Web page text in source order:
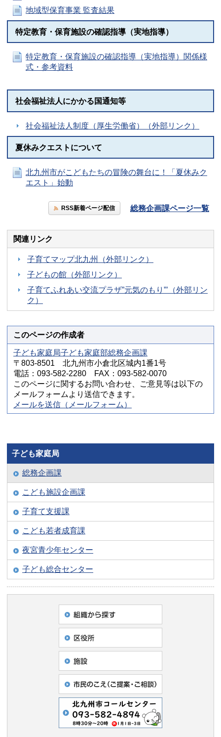
地域型保育事業 監査結果
特定教育・保育施設の確認指導（実地指導）
特定教育・保育施設の確認指導（実地指導）関係様
式・参考資料
社会福祉法人にかかる国通知等
社会福祉法人制度（厚生労働省）（外部リンク）
夏休みクエストについて
北九州市がこどもたちの冒険の舞台に！「夏休みク
エスト」始動
RSS新着ページ配信 総務企画課ページ一覧
関連リンク
子育てマップ北九州（外部リンク）
子どもの館（外部リンク）
子育てふれあい交流プラザ”元気のもり”’（外部リン
ク）
このページの作成者
子ども家庭局子ども家庭部総務企画課
〒803-8501 北九州市小倉北区城内1番1号
電話：093-582-2280 FAX：093-582-0070
このページに関するお問い合わせ、ご意見等は以下の
メールフォームより送信できます。
メールを送信（メールフォーム）
子ども家庭局
総務企画課
こども施設企画課
子育て支援課
こども若者成育課
夜宮青少年センター
子ども総合センター